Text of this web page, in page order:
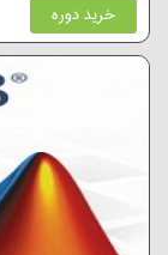
خرید دوره